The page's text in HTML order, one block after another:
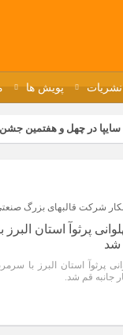
نشریات پویش ها
در چهل و هفتمین جشن
کارکنان برگزار شد
خرمشهر در نمازخانه
شرکت قالبهای بزرگ
پرثوآ استان
شد
پرثوآ استان البرز با
جانبه قم شد.